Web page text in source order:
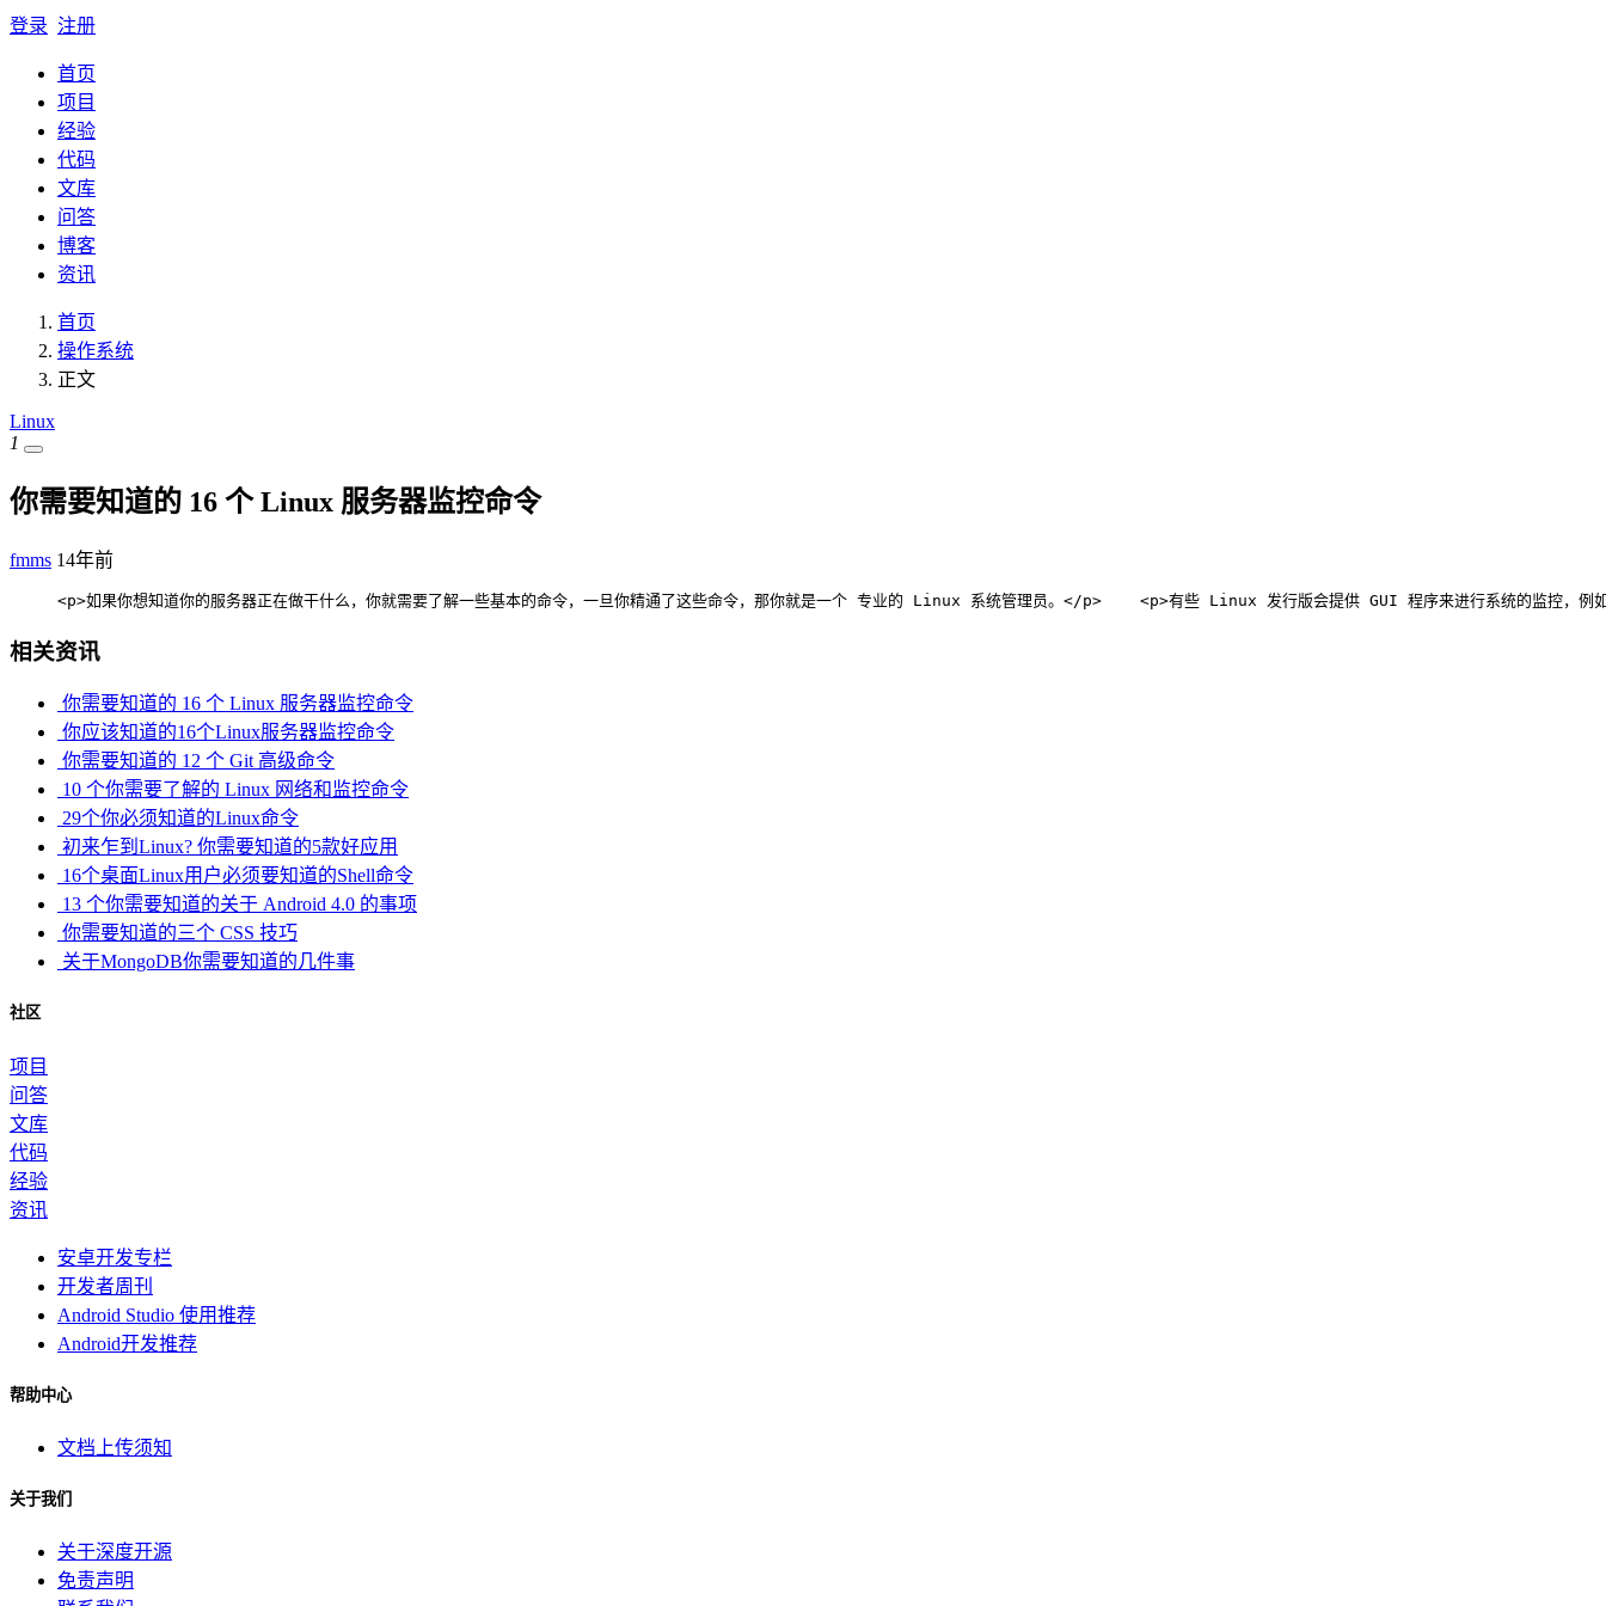
登录 注册
首页
项目
经验
代码
文库
问答
博客
资讯
首页
操作系统
正文
Linux
1
你需要知道的 16 个 Linux 服务器监控命令
fmms 14年前
<p>如果你想知道你的服务器正在做干什么，你就需要了解一些基本的命令，一旦你精通了这些命令，那你就是一个 专业的 Linux 系统管理员。</p>    <p>有些 Linux 发行版会提供 GUI 程序来
相关资讯
你需要知道的 16 个 Linux 服务器监控命令
你应该知道的16个Linux服务器监控命令
你需要知道的 12 个 Git 高级命令
10 个你需要了解的 Linux 网络和监控命令
29个你必须知道的Linux命令
初来乍到Linux? 你需要知道的5款好应用
16个桌面Linux用户必须要知道的Shell命令
13 个你需要知道的关于 Android 4.0 的事项
你需要知道的三个 CSS 技巧
关于MongoDB你需要知道的几件事
社区
项目
问答
文库
代码
经验
资讯
安卓开发专栏
开发者周刊
Android Studio 使用推荐
Android开发推荐
帮助中心
文档上传须知
关于我们
关于深度开源
免责声明